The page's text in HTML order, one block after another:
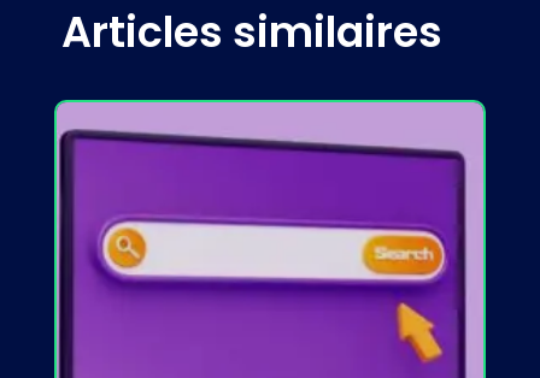
Articles similaires